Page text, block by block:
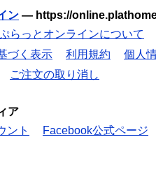
ン — https://
らっとオンラインについて
づく表示
利用規約 個人
ご注文の取り消し
ア
ント
Facebook公式ページ